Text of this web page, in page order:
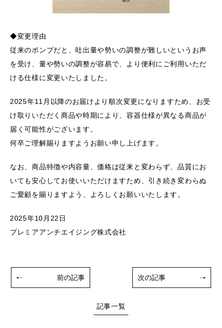
◆変更理由
従来のポンプだと、吐出量や勢いの調整が難しいというお声
を受け、量や勢いの調整が容易で、より便利にご利用いただ
ける仕様に変更いたしました。
2025年11月以降のお届けより順次変更になりますため、お受
け取りいただく商品や時期により、容器仕様が異なる商品が
届く可能性がございます。
何卒ご理解賜りますようお願い申し上げます。
なお、商品特徴や内容量、価格は従来と変わらず、品質にお
いても安心してお使いいただけますため、引き続き変わらぬ
ご愛顧を賜りますよう、よろしくお願いいたします。
2025年10月22日
プレミアアンチエイジング株式会社
前の記事
記事一覧
次の記事